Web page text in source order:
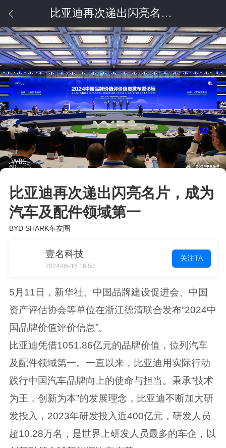
比亚迪再次递出闪亮名片，成为汽车及配件领域第一
比亚迪再次递出闪亮名片，成为
汽车及配件领域第一
BYD SHARK车友圈
壹名科技
2024-05-16 16:50
关注TA
5月11日，新华社、中国品牌建设促进会、中国
资产评估协会等单位在浙江德清联合发布“2024中
国品牌价值评价信息”。
比亚迪凭借1051.86亿元的品牌价值，位列汽车
及配件领域第一。一直以来，比亚迪用实际行动
践行中国汽车品牌向上的使命与担当。秉承“技术
为王，创新为本”的发展理念，比亚迪不断加大研
发投入，2023年研发投入近400亿元，研发人员
超10.28万名，是世界上研发人员最多的车企，以